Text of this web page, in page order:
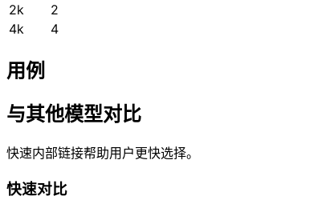
2k
2
4k
4
用例
与其他模型对比
快速内部链接帮助用户更快选择。
快速对比